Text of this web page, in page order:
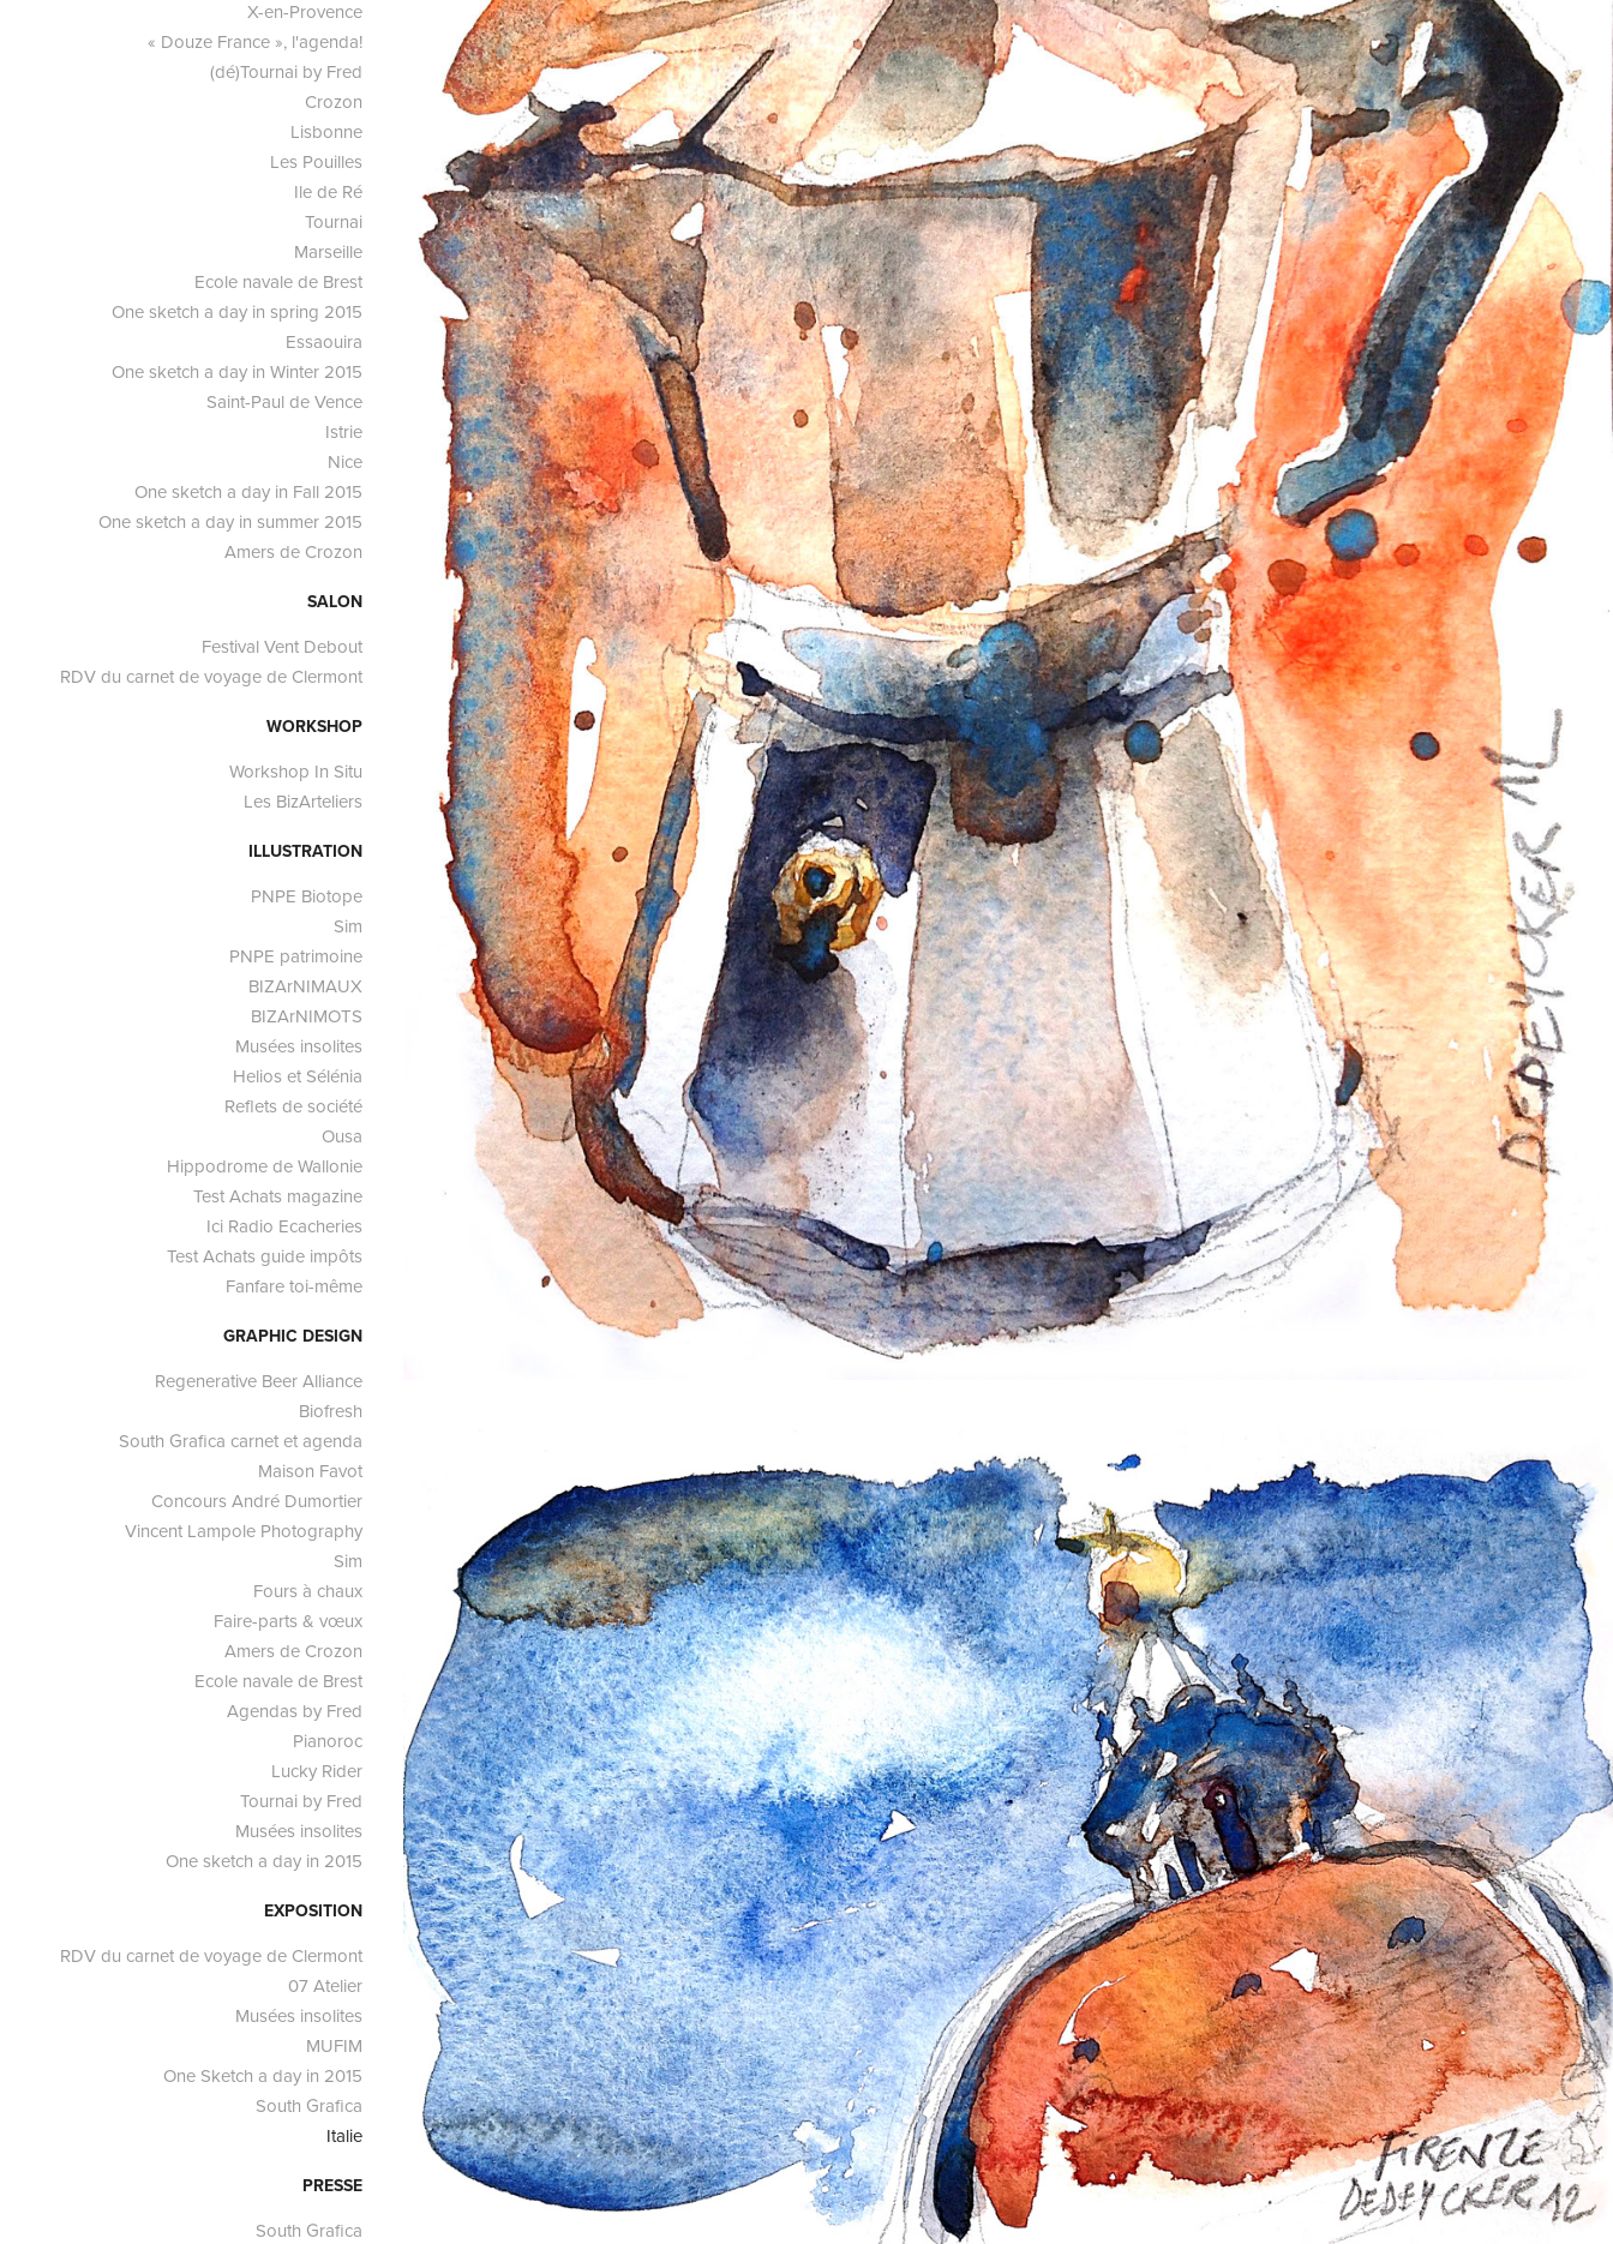
X-en-Provence
« Douze France », l'agenda!
(dé)Tournai by Fred
Crozon
Lisbonne
Les Pouilles
Ile de Ré
Tournai
Marseille
Ecole navale de Brest
One sketch a day in spring 2015
Essaouira
One sketch a day in Winter 2015
Saint-Paul de Vence
Istrie
Nice
One sketch a day in Fall 2015
One sketch a day in summer 2015
Amers de Crozon
SALON
Festival Vent Debout
RDV du carnet de voyage de Clermont
WORKSHOP
Workshop In Situ
Les BizArteliers
ILLUSTRATION
PNPE Biotope
Sim
PNPE patrimoine
BIZArNIMAUX
BIZArNIMOTS
Musées insolites
Helios et Sélénia
Reflets de société
Ousa
Hippodrome de Wallonie
Test Achats magazine
Ici Radio Ecacheries
Test Achats guide impôts
Fanfare toi-même
GRAPHIC DESIGN
Regenerative Beer Alliance
Biofresh
South Grafica carnet et agenda
Maison Favot
Concours André Dumortier
Vincent Lampole Photography
Sim
Fours à chaux
Faire-parts & vœux
Amers de Crozon
Ecole navale de Brest
Agendas by Fred
Pianoroc
Lucky Rider
Tournai by Fred
Musées insolites
One sketch a day in 2015
EXPOSITION
RDV du carnet de voyage de Clermont
07 Atelier
Musées insolites
MUFIM
One Sketch a day in 2015
South Grafica
Italie
PRESSE
South Grafica